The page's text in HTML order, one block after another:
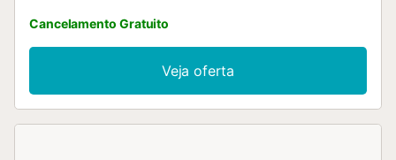
confortável com lareira, cozinha totalmente equipada, três
quartos acolhedores, casa de banho com banheira e sala
de jogos com matraquilhos, setas e jogos de tabuleiro para
múltiplas opções de entretenimento. Também têm ar
condicionado. Aproveitem Wi-Fi de alta velocidade e
Cancelamento Gratuito
Veja oferta